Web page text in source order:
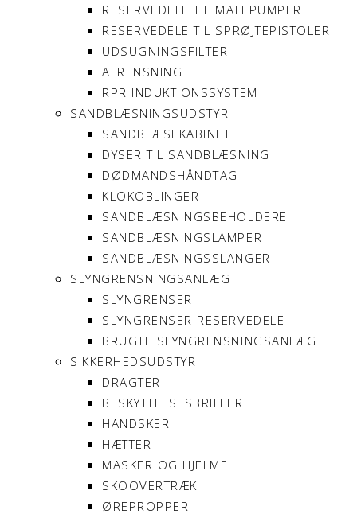
RESERVEDELE TIL MALEPUMPER
RESERVEDELE TIL SPRØJTEPISTOLER
UDSUGNINGSFILTER
AFRENSNING
RPR INDUKTIONSSYSTEM
SANDBLÆSNINGSUDSTYR
SANDBLÆSEKABINET
DYSER TIL SANDBLÆSNING
DØDMANDSHÅNDTAG
KLOKOBLINGER
SANDBLÆSNINGSBEHOLDERE
SANDBLÆSNINGSLAMPER
SANDBLÆSNINGSSLANGER
SLYNGRENSNINGSANLÆG
SLYNGRENSER
SLYNGRENSER RESERVEDELE
BRUGTE SLYNGRENSNINGSANLÆG
SIKKERHEDSUDSTYR
DRAGTER
BESKYTTELSESBRILLER
HANDSKER
HÆTTER
MASKER OG HJELME
SKOOVERTRÆK
ØREPROPPER